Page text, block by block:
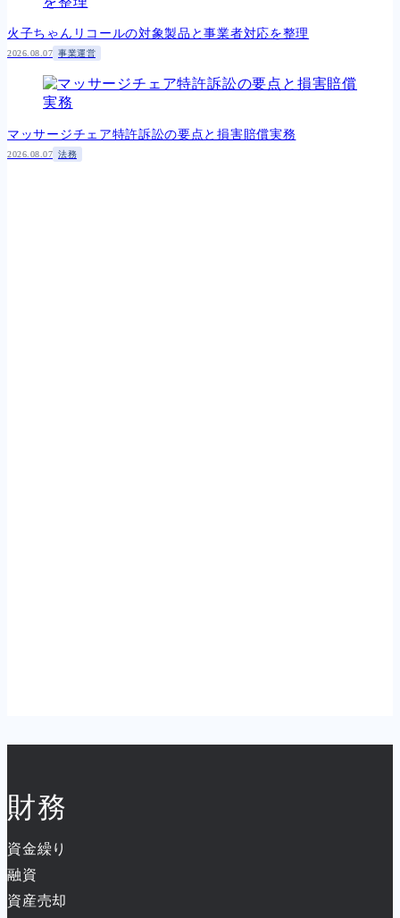
火子ちゃんリコールの対象製品と事業者対応を整理
2026.08.07 事業運営
マッサージチェア特許訴訟の要点と損害賠償実務
2026.08.07 法務
財務
資金繰り
融資
資産売却